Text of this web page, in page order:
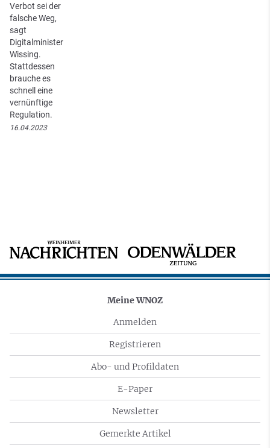
Verbot sei der
falsche Weg,
sagt
Digitalminister
Wissing.
Stattdessen
brauche es
schnell eine
vernünftige
Regulation.
16.04.2023
Meine WNOZ
Anmelden
Registrieren
Abo- und Profildaten
E-Paper
Newsletter
Gemerkte Artikel